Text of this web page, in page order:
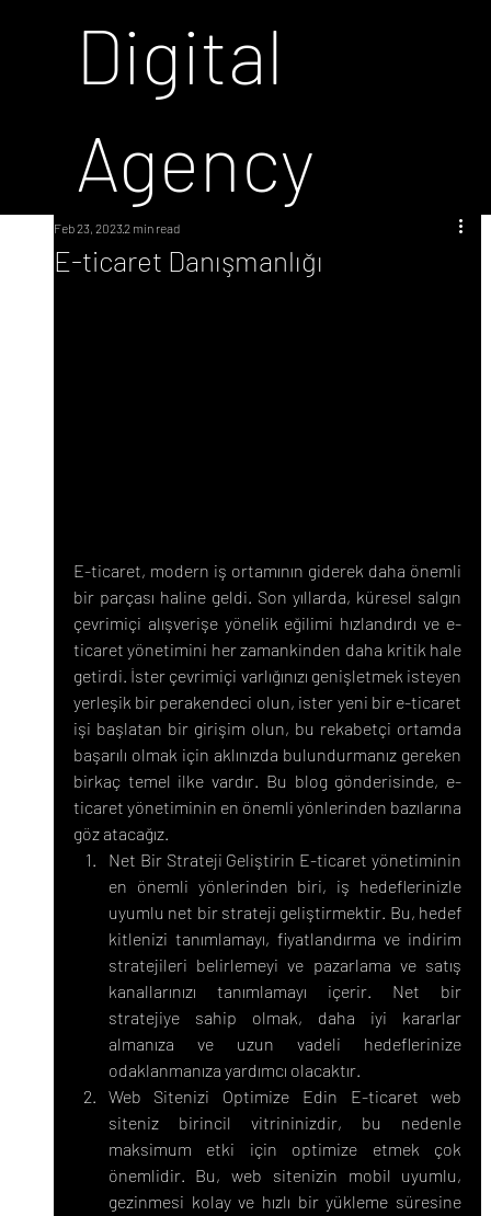
Digital
Agency
E-ticaret Danışmanlığı
Feb 23, 20232 min read
E-ticaret, modern iş ortamının giderek daha önemli
bir parçası haline geldi. Son yıllarda, küresel salgın
çevrimiçi alışverişe yönelik eğilimi hızlandırdı ve e-
ticaret yönetimini her zamankinden daha kritik hale
getirdi. İster çevrimiçi varlığınızı genişletmek isteyen
yerleşik bir perakendeci olun, ister yeni bir e-ticaret
işi başlatan bir girişim olun, bu rekabetçi ortamda
başarılı olmak için aklınızda bulundurmanız gereken
birkaç temel ilke vardır. Bu blog gönderisinde, e-
ticaret yönetiminin en önemli yönlerinden bazılarına
göz atacağız.
Net Bir Strateji Geliştirin E-ticaret yönetiminin
en önemli yönlerinden biri, iş hedeflerinizle
uyumlu net bir strateji geliştirmektir. Bu, hedef
kitlenizi tanımlamayı, fiyatlandırma ve indirim
stratejileri belirlemeyi ve pazarlama ve satış
kanallarınızı tanımlamayı içerir. Net bir
stratejiye sahip olmak, daha iyi kararlar
almanıza ve uzun vadeli hedeflerinize
odaklanmanıza yardımcı olacaktır.
Web Sitenizi Optimize Edin E-ticaret web
siteniz birincil vitrininizdir, bu nedenle
maksimum etki için optimize etmek çok
önemlidir. Bu, web sitenizin mobil uyumlu,
gezinmesi kolay ve hızlı bir yükleme süresine